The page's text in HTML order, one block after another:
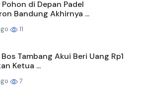
di Depan Padel
Bandung Akhirnya ...
11
Tambang Akui Beri Uang Rp1
Ketua ...
7